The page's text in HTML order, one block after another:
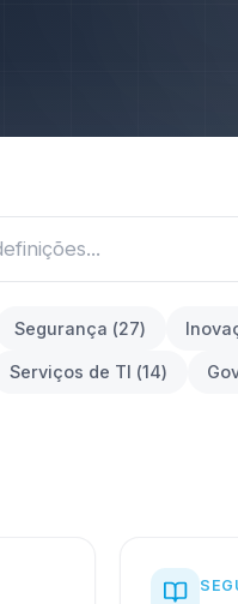
Segurança (27)
Serviços de TI (14)